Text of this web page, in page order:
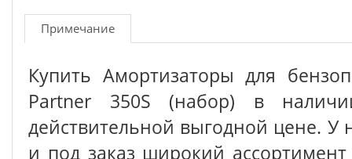
Примечание
Купить Амортизаторы для
Partner 350S (набор) в
действительной выгодной цене. У
и под заказ широкий